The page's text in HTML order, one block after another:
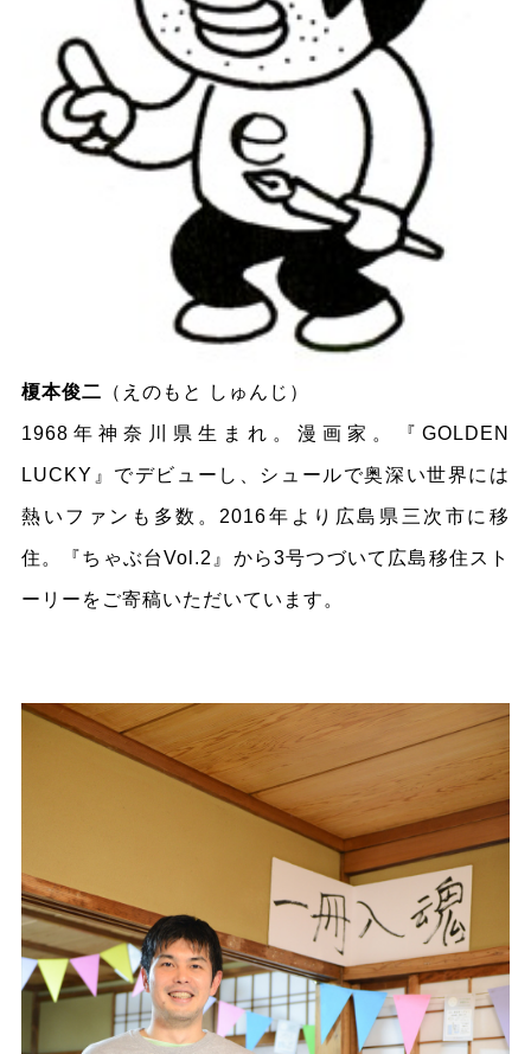
榎本俊二 （えのもと しゅんじ）
1968年神奈川県生まれ。漫画家。『GOLDEN
LUCKY』でデビューし、シュールで奥深い世界には
熱いファンも多数。2016年より広島県三次市に移
住。『ちゃぶ台Vol.2』から3号つづいて広島移住スト
ーリーをご寄稿いただいています。